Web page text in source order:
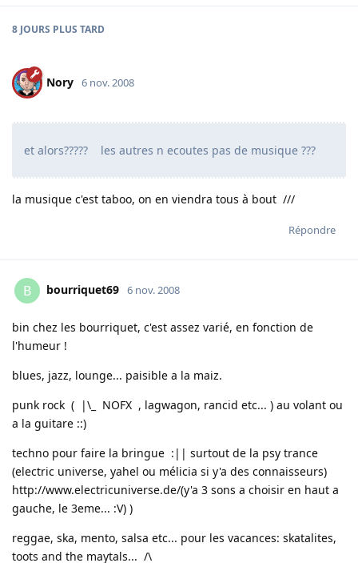
8 JOURS PLUS TARD
Nory 6 nov. 2008
et alors????? les autres n ecoutes pas de musique ???
la musique c'est taboo, on en viendra tous à bout ///
Répondre
B bourriquet69 6 nov. 2008
bin chez les bourriquet, c'est assez varié, en fonction de
l'humeur !
blues, jazz, lounge... paisible a la maiz.
punk rock ( |\_ NOFX , lagwagon, rancid etc... ) au volant ou
a la guitare ::)
techno pour faire la bringue :|| surtout de la psy trance
(electric universe, yahel ou mélicia si y'a des connaisseurs)
http://www.electricuniverse.de/(y'a 3 sons a choisir en haut a
gauche, le 3eme... :V) )
reggae, ska, mento, salsa etc... pour les vacances: skatalites,
toots and the maytals... /\